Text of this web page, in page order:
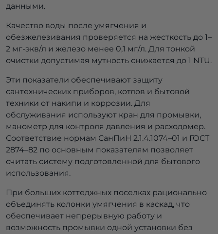
данными.
Качество воды после умягчения и
обезжелезивания проверяется на жесткость до 1–
2 мг-экв/л и железо менее 0,1 мг/л. Для тонкой
очистки допустимая мутность снижается до 1 NTU.
Эти показатели обеспечивают защиту
сантехнических приборов, котлов и бытовой
техники от накипи и коррозии. Для
обслуживания используют кран для промывки,
манометр для контроля давления и расходомер.
Соответствие нормам СанПиН 2.1.4.1074–01 и ГОСТ
2874–82 по основным показателям позволяет
считать систему подготовленной для бытового
использования.
При больших коттеджных поселках рационально
объединять колонки умягчения в каскад, что
обеспечивает непрерывную работу и
возможность промывки одной установки без